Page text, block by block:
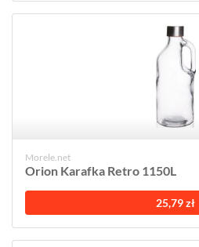
Morele.net
Orion Karafka Retro 1150L
25,79 zł